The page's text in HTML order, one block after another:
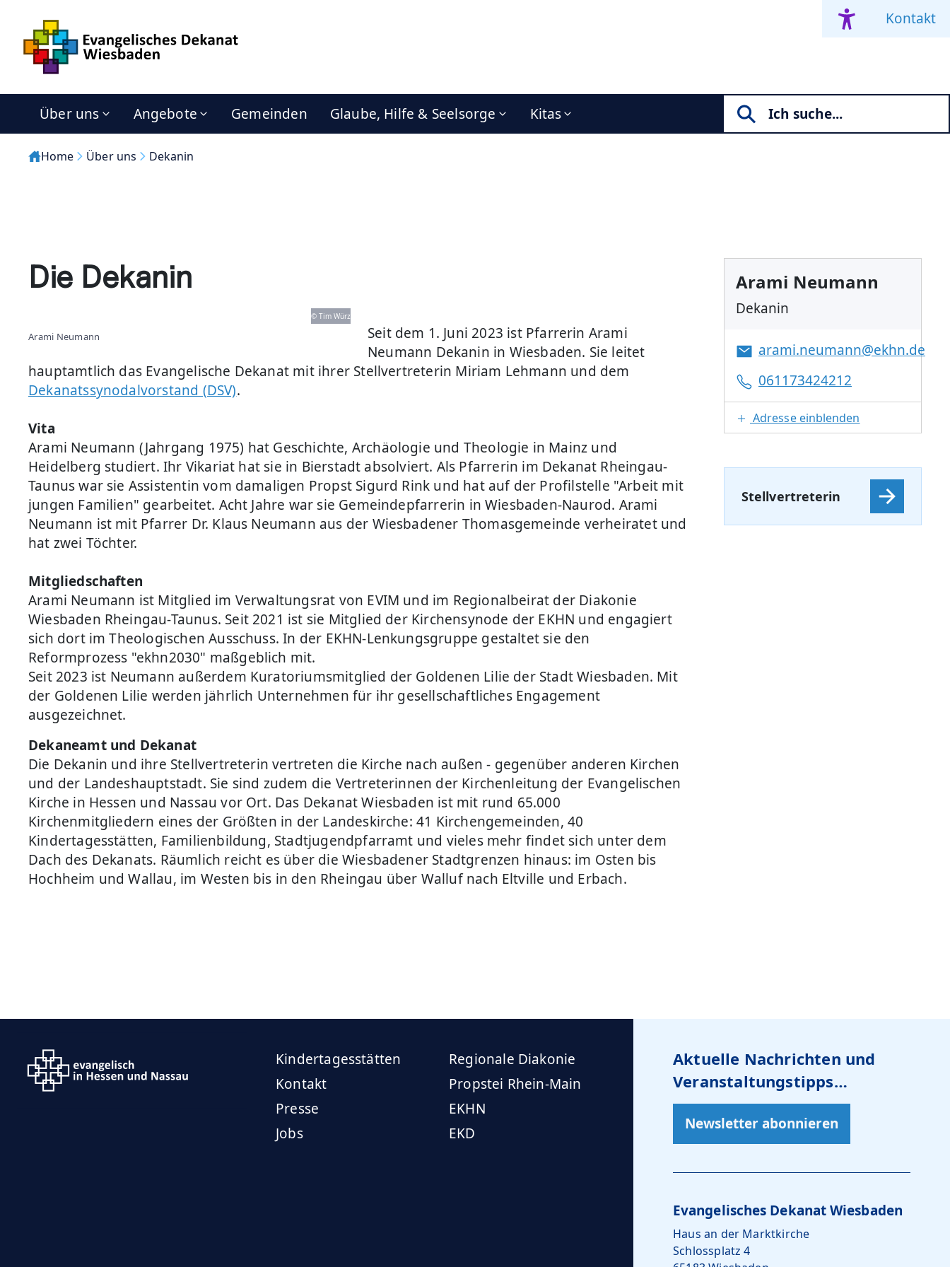
Kontakt
Über uns Angebote Gemeinden Glaube, Hilfe & Seelsorge Kitas
Home Über uns Dekanin
Die Dekanin
© Tim Würz
Arami Neumann
Seit dem 1. Juni 2023 ist Pfarrerin Arami
Neumann Dekanin in Wiesbaden. Sie leitet
hauptamtlich das Evangelische Dekanat mit ihrer Stellvertreterin Miriam Lehmann und dem
Dekanatssynodalvorstand (DSV).
Vita
Arami Neumann (Jahrgang 1975) hat Geschichte, Archäologie und Theologie in Mainz und
Heidelberg studiert. Ihr Vikariat hat sie in Bierstadt absolviert. Als Pfarrerin im Dekanat Rheingau-
Taunus war sie Assistentin vom damaligen Propst Sigurd Rink und hat auf der Profilstelle "Arbeit mit
jungen Familien" gearbeitet. Acht Jahre war sie Gemeindepfarrerin in Wiesbaden-Naurod. Arami
Neumann ist mit Pfarrer Dr. Klaus Neumann aus der Wiesbadener Thomasgemeinde verheiratet und
hat zwei Töchter.
Mitgliedschaften
Arami Neumann ist Mitglied im Verwaltungsrat von EVIM und im Regionalbeirat der Diakonie
Wiesbaden Rheingau-Taunus. Seit 2021 ist sie Mitglied der Kirchensynode der EKHN und engagiert
sich dort im Theologischen Ausschuss. In der EKHN-Lenkungsgruppe gestaltet sie den
Reformprozess "ekhn2030" maßgeblich mit.
Seit 2023 ist Neumann außerdem Kuratoriumsmitglied der Goldenen Lilie der Stadt Wiesbaden. Mit
der Goldenen Lilie werden jährlich Unternehmen für ihr gesellschaftliches Engagement
ausgezeichnet.
Dekaneamt und Dekanat
Die Dekanin und ihre Stellvertreterin vertreten die Kirche nach außen - gegenüber anderen Kirchen
und der Landeshauptstadt. Sie sind zudem die Vertreterinnen der Kirchenleitung der Evangelischen
Kirche in Hessen und Nassau vor Ort. Das Dekanat Wiesbaden ist mit rund 65.000
Kirchenmitgliedern eines der Größten in der Landeskirche: 41 Kirchengemeinden, 40
Kindertagesstätten, Familienbildung, Stadtjugendpfarramt und vieles mehr findet sich unter dem
Dach des Dekanats. Räumlich reicht es über die Wiesbadener Stadtgrenzen hinaus: im Osten bis
Hochheim und Wallau, im Westen bis in den Rheingau über Walluf nach Eltville und Erbach.
Arami Neumann
Dekanin
arami.neumann@ekhn.de
061173424212
Adresse einblenden
Stellvertreterin
Kindertagesstätten
Kontakt
Presse
Jobs
Regionale Diakonie
Propstei Rhein-Main
EKHN
EKD
Aktuelle Nachrichten und
Veranstaltungstipps…
Newsletter abonnieren
Evangelisches Dekanat Wiesbaden
Haus an der Marktkirche
Schlossplatz 4